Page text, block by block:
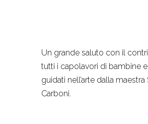
Un grande saluto con il
tutti i capolavori di bambine
guidati nell’arte dalla maestra
Carboni.